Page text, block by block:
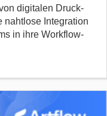
digitalen Druck-
nahtlose Integration
in ihre Workflow-